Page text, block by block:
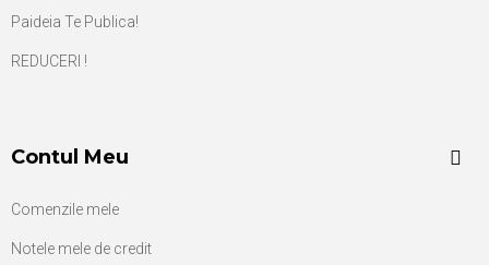
Paideia Te Publica!
REDUCERI !
Contul Meu
Comenzile mele
Notele mele de credit